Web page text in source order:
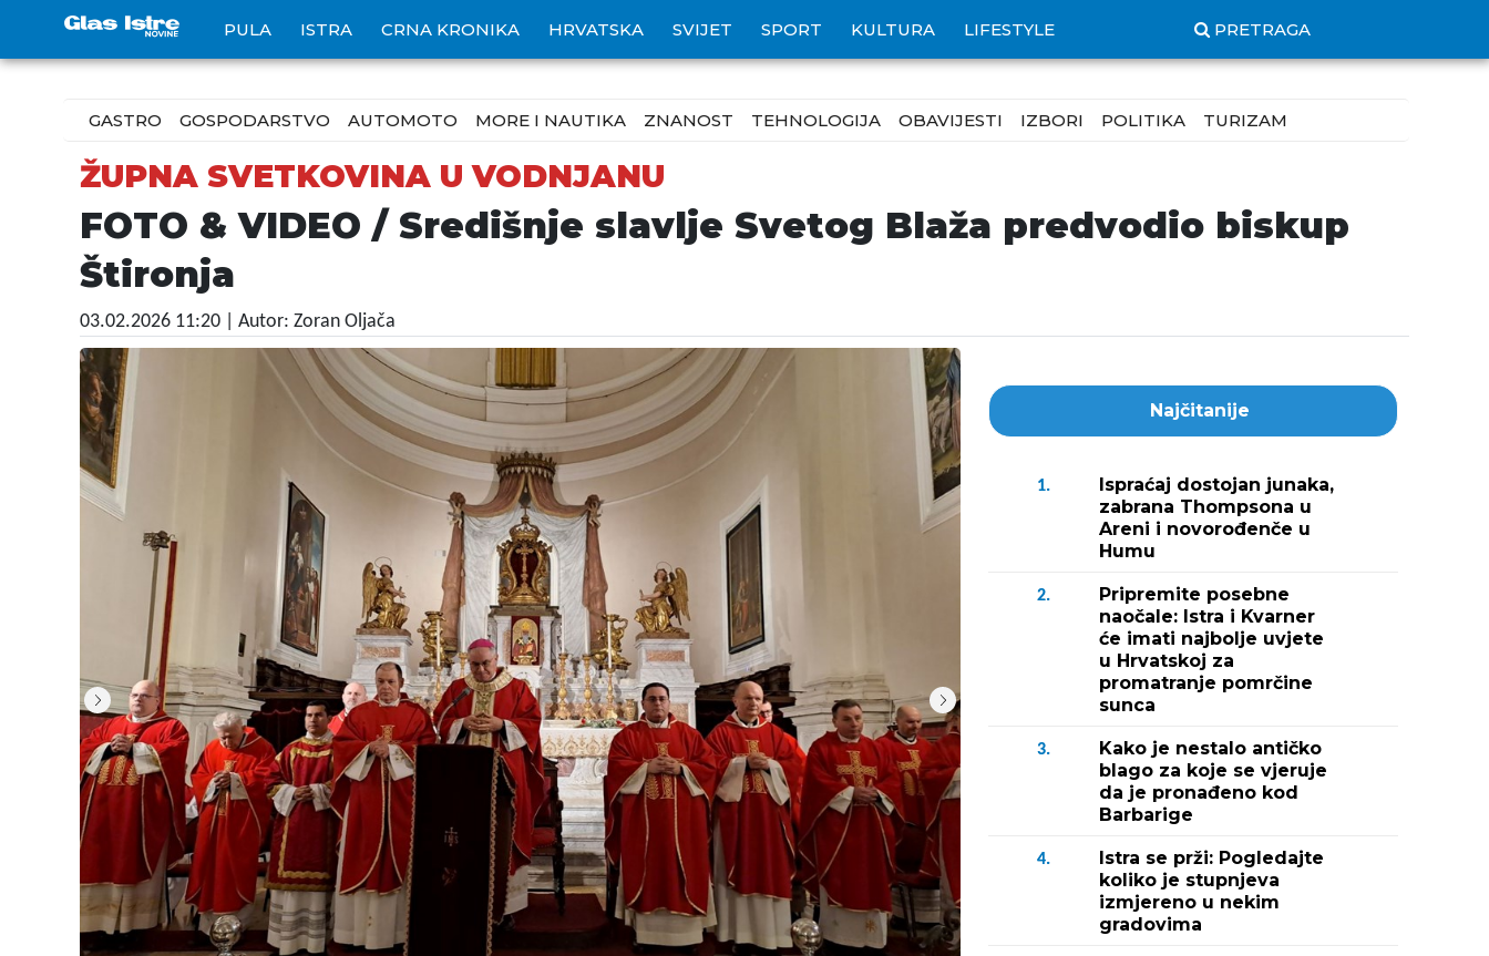
PULA ISTRA CRNA KRONIKA HRVATSKA SVIJET SPORT KULTURA LIFESTYLE PRETRAGA
GASTRO GOSPODARSTVO AUTOMOTO MORE I NAUTIKA ZNANOST TEHNOLOGIJA OBAVIJESTI IZBORI POLITIKA TURIZAM
ŽUPNA SVETKOVINA U VODNJANU
FOTO & VIDEO / Središnje slavlje Svetog Blaža predvodio biskup
Štironja
03.02.2026 11:20 | Autor: Zoran Oljača
Najčitanije
1.
Ispraćaj dostojan junaka,
zabrana Thompsona u
Areni i novorođenče u
Humu
2.
Pripremite posebne
naočale: Istra i Kvarner
će imati najbolje uvjete
u Hrvatskoj za
promatranje pomrčine
sunca
3.
Kako je nestalo antičko
blago za koje se vjeruje
da je pronađeno kod
Barbarige
4.
Istra se prži: Pogledajte
koliko je stupnjeva
izmjereno u nekim
gradovima